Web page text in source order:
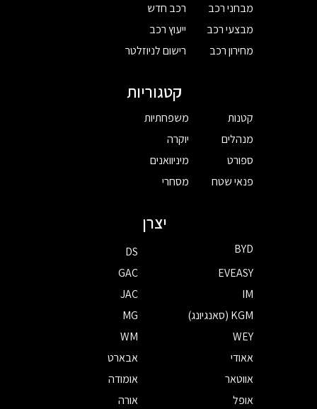
מבחני רכב
מבצעי רכב
מחירון רכב
רכב חדש
ייעוץ רכב
רישום לניוזלטר
קטגוריות
קטנות
מנהלים
ספורט
פנאי שטח
משפחתיות
יוקרה
מיניוואנים
מסחרי
יצרן
BYD
DS
EVEASY
GAC
IM
JAC
KGM (סאנגיונג)
MG
WEY
WM
אאודי
אבארט
אווטאר
אומודה
אופל
אורה